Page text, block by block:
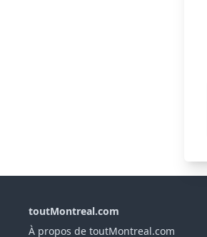
toutMontreal.com
À propos de toutMontreal.com